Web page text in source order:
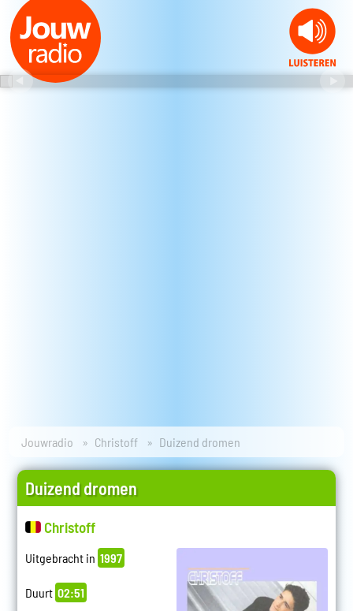
Jouwradio Christoff Duizend dromen
Duizend dromen
Christoff
Uitgebracht in 1997
Duurt 02:51